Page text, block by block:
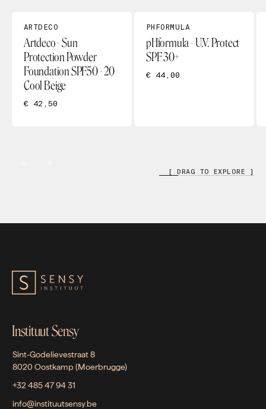
ARTDECO
Artdeco - Sun
Protection Powder
Foundation SPF50 - 20
Cool Beige
€ 42,50
PHFORMULA
pHformula - U.V. Protect
SPF 30+
€ 44,00
[ DRAG TO EXPLORE ]
Instituut Sensy
Sint-Godelievestraat 8
8020 Oostkamp (Moerbrugge)
+32 485 47 94 31
info@instituutsensy.be